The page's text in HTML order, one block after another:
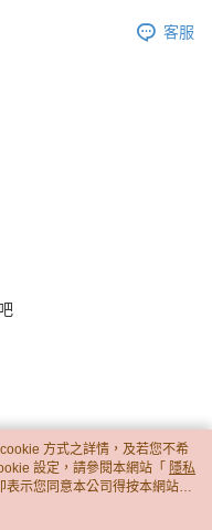
客服
方式之詳情，及若您不希
設定，請參閱本網站「 隱私
表示您同意本公司得按本網站使